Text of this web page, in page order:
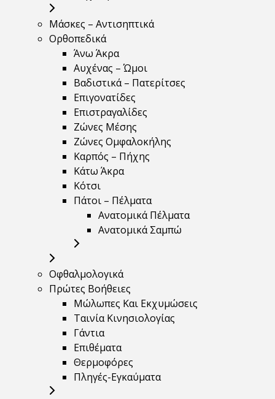
Μάσκες – Αντισηπτικά
Ορθοπεδικά
Άνω Άκρα
Αυχένας – Ώμοι
Βαδιστικά – Πατερίτσες
Επιγονατίδες
Επιστραγαλίδες
Ζώνες Μέσης
Ζώνες Ομφαλοκήλης
Καρπός – Πήχης
Κάτω Άκρα
Κότσι
Πάτοι – Πέλματα
Ανατομικά Πέλματα
Ανατομικά Σαμπώ
Οφθαλμολογικά
Πρώτες Βοήθειες
Μώλωπες Και Εκχυμώσεις
Ταινία Κινησιολογίας
Γάντια
Επιθέματα
Θερμοφόρες
Πληγές-Εγκαύματα